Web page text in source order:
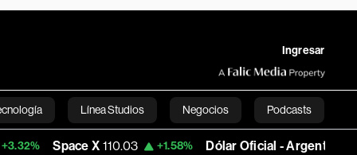
Ingresar
Línea Studios Negocios Podcasts
English
X 110.03 +1.58% Dólar Oficial - Argentina 1,492.7814